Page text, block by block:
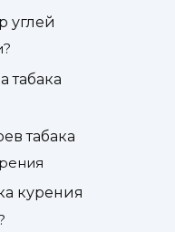
углей
табака
табака
курения